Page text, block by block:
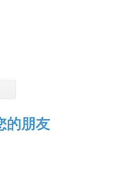
的朋友